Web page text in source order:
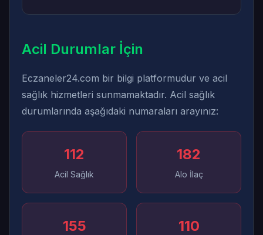
Acil Durumlar İçin
Eczaneler24.com bir bilgi platformudur ve acil
sağlık hizmetleri sunmamaktadır. Acil sağlık
durumlarında aşağıdaki numaraları arayınız:
112
Acil Sağlık
182
Alo İlaç
155 110